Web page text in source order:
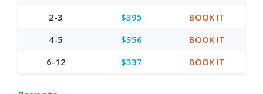
2-3
$395
BOOK IT
4-5
$356
BOOK IT
6-12
$337 BOOK IT